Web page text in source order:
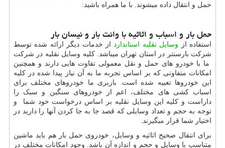
حمل و انتقال داده میشوند. با ما همراه باشید:
حمل بار و اسباب و اثاثیه با وانت بار و نیسان بار
استفاده از وسایل نقلیه استاندارد از خدمات دیگر ارائه شده توسط
شرکت بارسنتر در استان تهران میباشد. کلیه وسایل نقلیه در شرکت
ما با خودرو های حمل و نقل معمولی تفاوت هایی دارند و همچنین
امکانات متفاوتی که بر اساس تجربه ما به آن نیاز پیدا شده در کلیه
این خودروها تعبیه شده است. باربری ما خودروهای مختلف برای
اسباب کشی های مختلف، اعم از خودروهای سنگین و سبک را
داراست و کلیه این وسایل نقلیه بر اساس درخواست خود شما و
توجه به حجم و تعداد وسایلی که قصد جا به جا کردن آنها را دارید در
اختیار شما قرار میگیرند.
برای انتقال صحیح اثاثیه و وسایل، خودروی حمل بار هم باید ماشین
متناسب با وسایل و حجم و اندازه آن باشد. وجود امکانات مختلف در